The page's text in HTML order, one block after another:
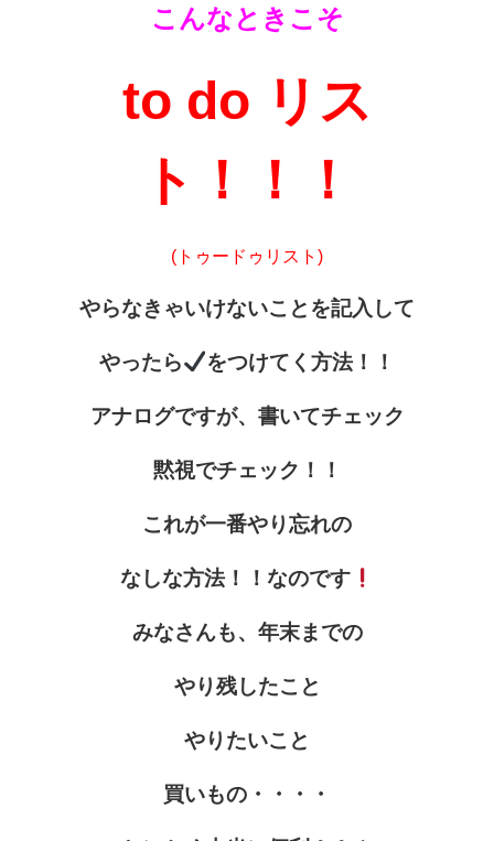
こんなときこそ
to do リス
ト！！！
(トゥードゥリスト)
やらなきゃいけないことを記入して
やったら をつけてく方法！！
アナログですが、書いてチェック
黙視でチェック！！
これが一番やり忘れの
なしな方法！！なのです
みなさんも、年末までの
やり残したこと
やりたいこと
買いもの・・・・